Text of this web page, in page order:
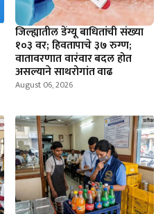
जिल्ह्यातील डेंग्यू बाधितांची संख्या
१०३ वर; हिवतापाचे ३७ रुग्ण;
वातावरणात वारंवार बदल होत
असल्याने साथरोगांत वाढ
August 06, 2026